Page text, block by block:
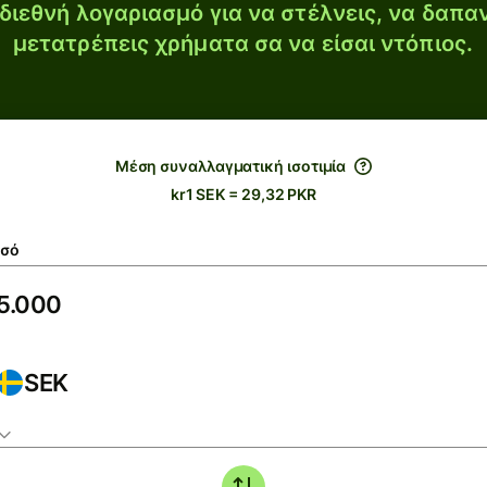
λογαριασμό για να στέλνεις, να
μετατρέπεις χρήματα σα να είσαι ντόπιος.
Μέση συναλλαγματική ισοτιμία
kr1 SEK = 29,32 PKR
SEK